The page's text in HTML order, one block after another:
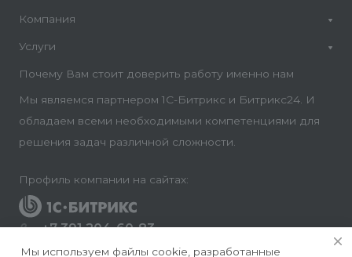
Компания
Услуги
Почему Вам стоит доверить работу именно нам
Мы являемся партнером 1С-Битрикс и Битрикс24. И
обладаем всеми необходимыми компетенциями для
решения задач различной сложности.
Профиль компании на сайтах:
+7 391 204-60-83
Заказать звонок
Мы используем файлы cookie, разработанные